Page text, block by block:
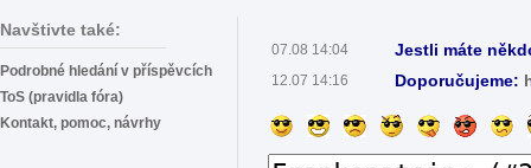
Navštivte také:
Podrobné hledání v příspěvcích
ToS (pravidla fóra)
Kontakt, pomoc, návrhy
07.08 14:04 Jestli máte
12.07 14:16 Doporučujeme: